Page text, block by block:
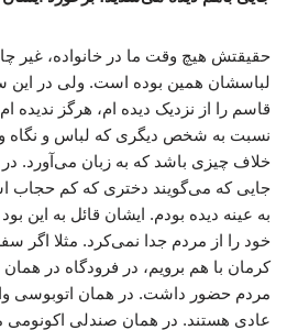
حقیقتش هیچ وقت ما در خانواده، غیر
لباسشان همین بوده است. ولی در
قاسم را از نزدیک دیده ام، هرگز ندیده
نسبت به شخص دیگری که لباس و نگاه
خلاف چیزی باشد که به زبان می‌آورد.
جایی که می‌گویند دختری که کم حجاب
به عینه دیده بودم. ایشان قائل به این
خود را از مردم جدا نمی‌کرد. مثلا اگر
کرمان با هم برویم، در فرودگاه در
مردم حضور داشت. در همان اتوبوسی
عادی هستند. در همان صندلی اکونومی